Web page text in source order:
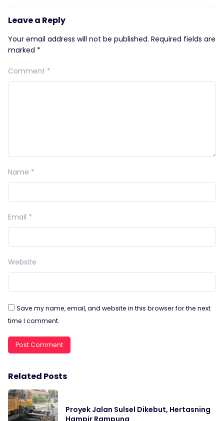
Leave a Reply
Your email address will not be published. Required fields are
marked *
Comment *
Name *
Email *
Website
Save my name, email, and website in this browser for the next
time I comment.
Related Posts
Proyek Jalan Sulsel Dikebut, Hertasning